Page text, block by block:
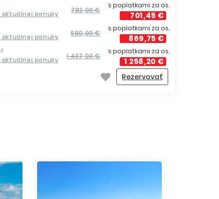
ponuky 782,00 €
s poplatkami za os.
701,45 €
ponuky 980,00 €
s poplatkami za os.
869,75 €
ponuky 1 437,00 €
s poplatkami za os.
1 258,20 €
Rezervovať